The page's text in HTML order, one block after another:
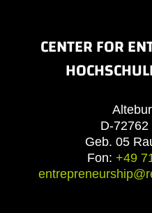
CENTER FOR
D-72762
Geb. 05
Fon: +49